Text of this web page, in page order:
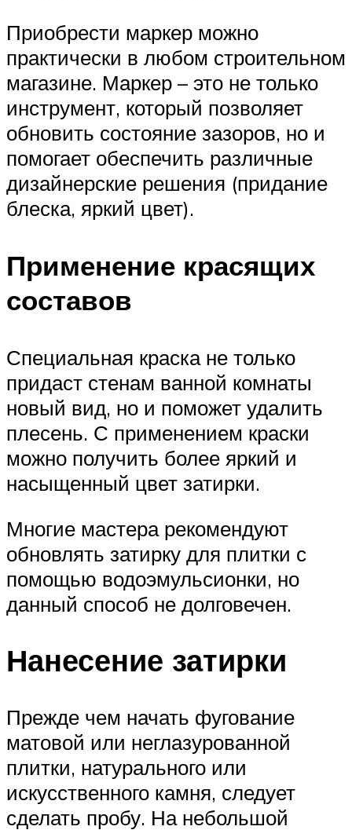
Приобрести маркер можно
практически в любом строительном
магазине. Маркер – это не только
инструмент, который позволяет
обновить состояние зазоров, но и
помогает обеспечить различные
дизайнерские решения (придание
блеска, яркий цвет).
Применение красящих
составов
Специальная краска не только
придаст стенам ванной комнаты
новый вид, но и поможет удалить
плесень. С применением краски
можно получить более яркий и
насыщенный цвет затирки.
Многие мастера рекомендуют
обновлять затирку для плитки с
помощью водоэмульсионки, но
данный способ не долговечен.
Нанесение затирки
Прежде чем начать фугование
матовой или неглазурованной
плитки, натурального или
искусственного камня, следует
сделать пробу. На небольшой